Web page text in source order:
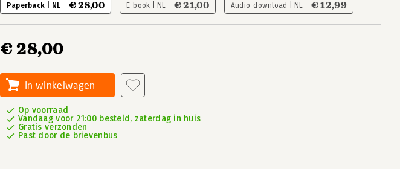
Paperback | NL € 28,00 E-book | NL € 21,00 Audio-download | NL € 12,99
€ 28,00
In winkelwagen
Op voorraad
Vandaag voor 21:00 besteld, zaterdag in huis
Gratis verzonden
Past door de brievenbus